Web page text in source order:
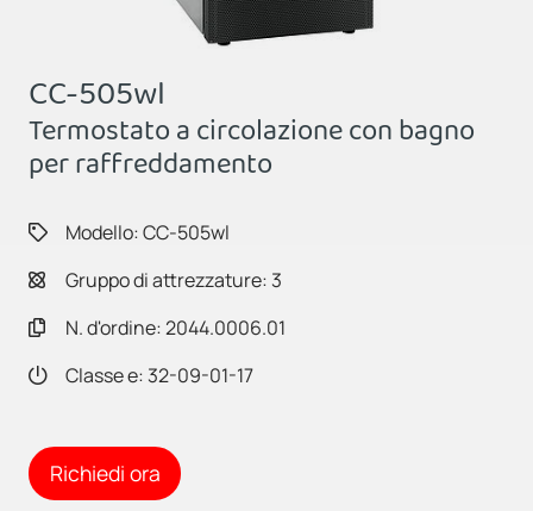
CC-505wl
Termostato a circolazione con bagno
per raffreddamento
Modello: CC-505wl
Gruppo di attrezzature: 3
N. d'ordine: 2044.0006.01
Classe e: 32-09-01-17
Richiedi ora